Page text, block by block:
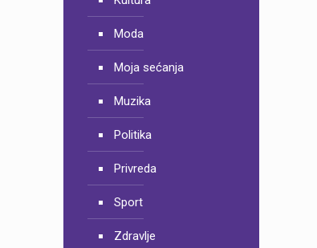
Moda
Moja sećanja
Muzika
Politika
Privreda
Sport
Zdravlje